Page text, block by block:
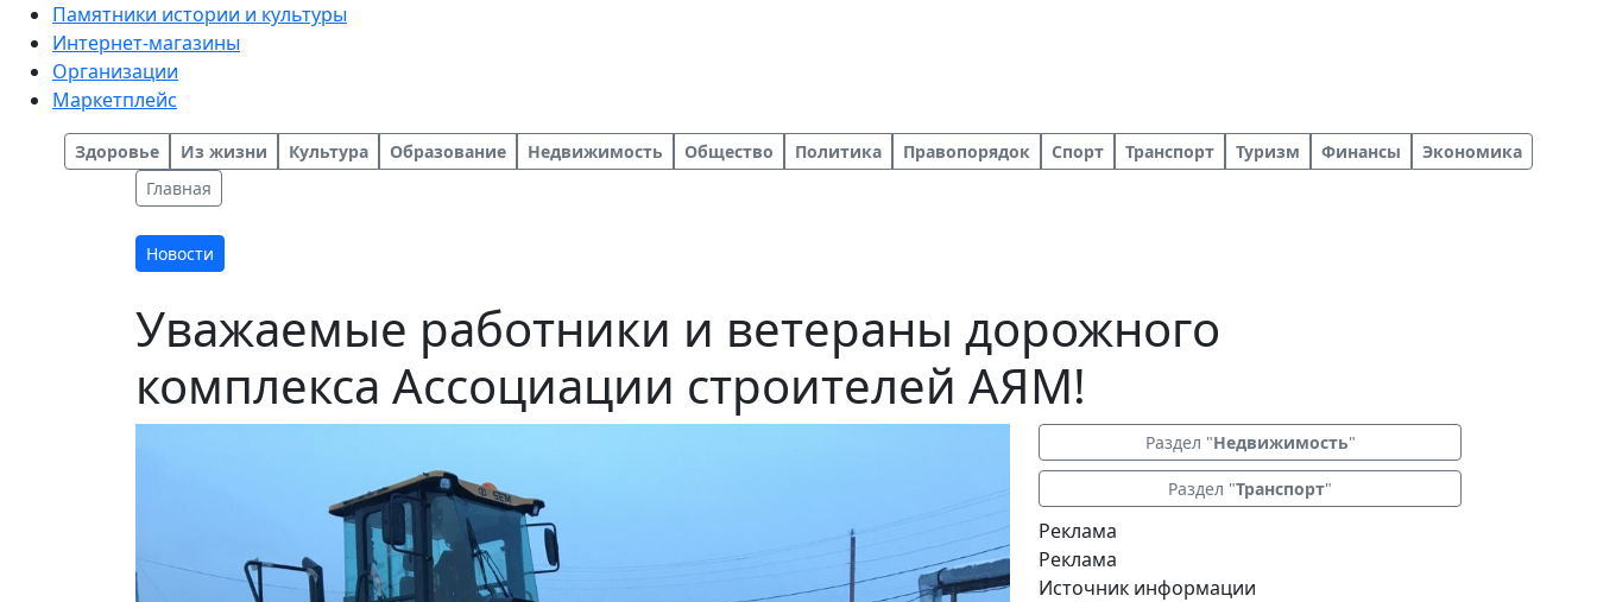
Памятники истории и культуры
Интернет-магазины
Организации
Маркетплейс
Здоровье Из жизни Культура Образование Недвижимость Общество Политика Правопорядок Спорт Транспорт Туризм Финансы
Экономика
Главная
Новости
Уважаемые работники и ветераны дорожного
комплекса Ассоциации строителей АЯМ!
Раздел "Недвижимость"
Раздел "Транспорт"
Реклама
Реклама
Источник информации